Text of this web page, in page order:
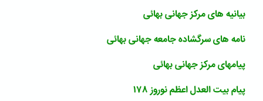
بیانیه های مرکز جهانی بهائی
نامه های سرگشاده جامعه جهانی بهائی
پیامهای مرکز جهانی بهائی
پیام بیت العدل اعظم نوروز ۱۷۸